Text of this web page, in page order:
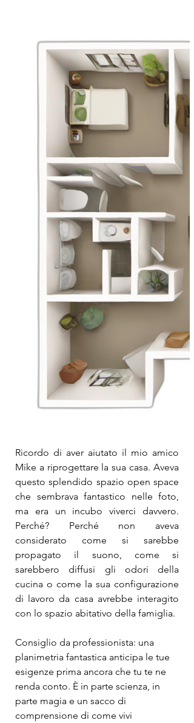
Ricordo di aver aiutato il mio amico
Mike a riprogettare la sua casa. Aveva
questo splendido spazio open space
che sembrava fantastico nelle foto,
ma era un incubo viverci davvero.
Perché? Perché non aveva
considerato come si sarebbe
propagato il suono, come si
sarebbero diffusi gli odori della
cucina o come la sua configurazione
di lavoro da casa avrebbe interagito
con lo spazio abitativo della famiglia.
Consiglio da professionista: una
planimetria fantastica anticipa le tue
esigenze prima ancora che tu te ne
renda conto. È in parte scienza, in
parte magia e un sacco di
comprensione di come vivi